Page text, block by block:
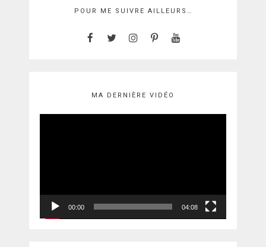
POUR ME SUIVRE AILLEURS…
MA DERNIÈRE VIDÉO
00:00 04:08